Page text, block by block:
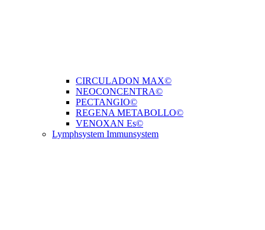
CIRCULADON MAX©
NEOCONCENTRA©
PECTANGIO©
REGENA METABOLLO©
VENOXAN Es©
Lymphsystem Immunsystem